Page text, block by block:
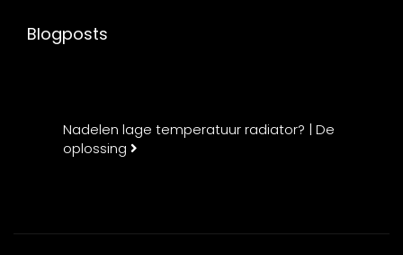
Blogposts
Nadelen lage temperatuur radiator? | De
oplossing